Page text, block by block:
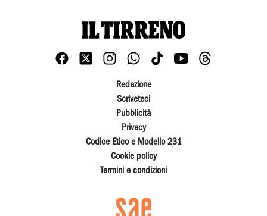
Redazione
Scriveteci
Pubblicità
Privacy
Codice Etico e Modello 231
Cookie policy
Termini e condizioni